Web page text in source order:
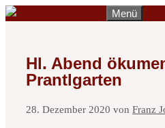
Zum
Menü
Hl. Abend
Prantlgarten
28. Dezember 2020 von Franz